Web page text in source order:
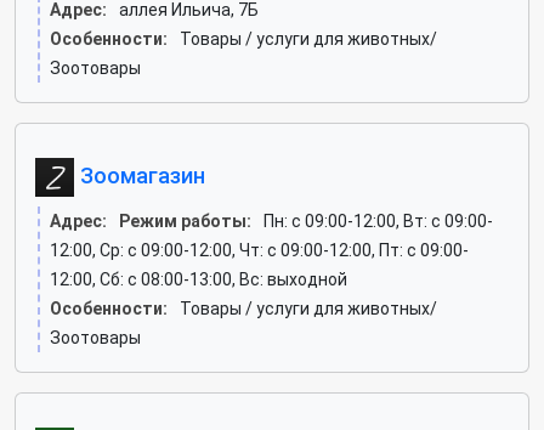
Адрес:
аллея Ильича, 7Б
Особенности:
Товары / услуги для животных/
Зоотовары
Зоомагазин
Адрес: Режим работы:
Пн: c 09:00-12:00, Вт: c 09:00-
12:00, Ср: c 09:00-12:00, Чт: c 09:00-12:00, Пт: c 09:00-
12:00, Сб: c 08:00-13:00, Вс: выходной
Особенности:
Товары / услуги для животных/
Зоотовары